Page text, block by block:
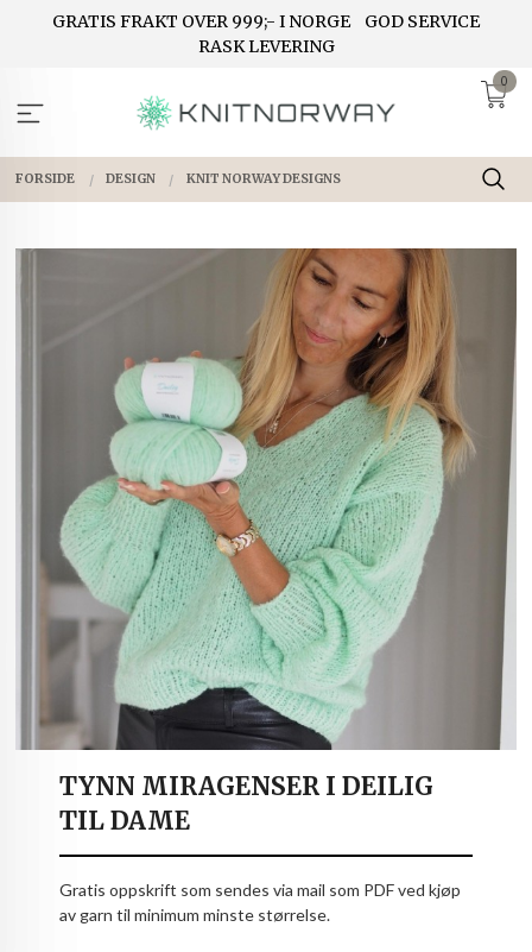
GRATIS FRAKT OVER 999;- I NORGE
GOD SERVICE
RASK LEVERING
0
FORSIDE DESIGN KNIT NORWAY DESIGNS
TYNN MIRAGENSER I DEILIG
TIL DAME
Gratis oppskrift som sendes via mail som PDF ved kjøp
av garn til minimum minste størrelse.